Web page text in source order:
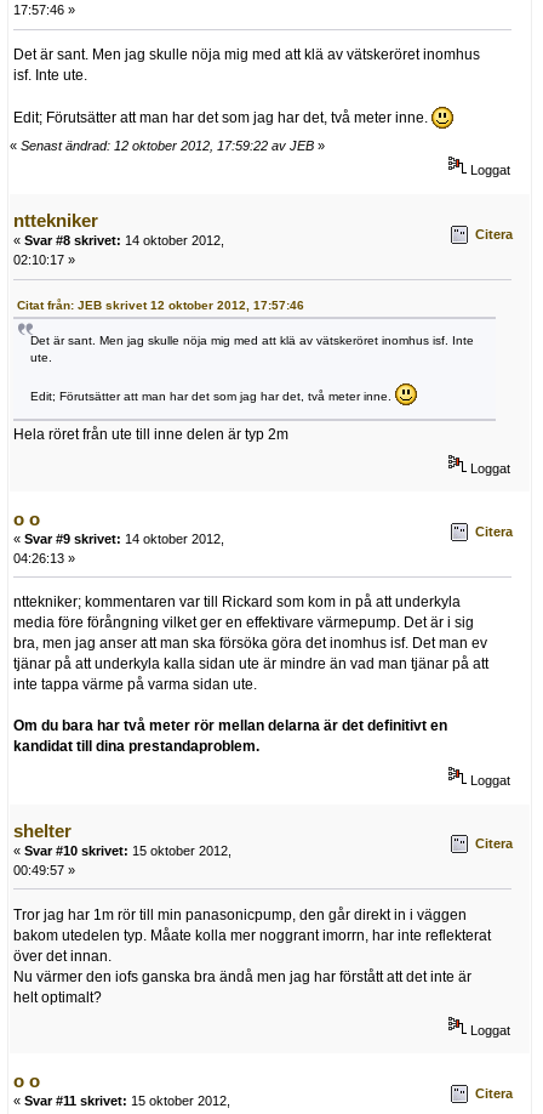
17:57:46 »
Det är sant. Men jag skulle nöja mig med att klä av vätskeröret inomhus
isf. Inte ute.
Edit; Förutsätter att man har det som jag har det, två meter inne.
« Senast ändrad: 12 oktober 2012, 17:59:22 av JEB »
Loggat
nttekniker
« Svar #8 skrivet: 14 oktober 2012,
02:10:17 »
Citera
Citat från: JEB skrivet 12 oktober 2012, 17:57:46
Det är sant. Men jag skulle nöja mig med att klä av vätskeröret inomhus isf. Inte
ute.
Edit; Förutsätter att man har det som jag har det, två meter inne.
Hela röret från ute till inne delen är typ 2m
Loggat
o o
« Svar #9 skrivet: 14 oktober 2012,
04:26:13 »
Citera
nttekniker; kommentaren var till Rickard som kom in på att underkyla
media före förångning vilket ger en effektivare värmepump. Det är i sig
bra, men jag anser att man ska försöka göra det inomhus isf. Det man ev
tjänar på att underkyla kalla sidan ute är mindre än vad man tjänar på att
inte tappa värme på varma sidan ute.
Om du bara har två meter rör mellan delarna är det definitivt en
kandidat till dina prestandaproblem.
Loggat
shelter
« Svar #10 skrivet: 15 oktober 2012,
00:49:57 »
Citera
Tror jag har 1m rör till min panasonicpump, den går direkt in i väggen
bakom utedelen typ. Måate kolla mer noggrant imorrn, har inte reflekterat
över det innan.
Nu värmer den iofs ganska bra ändå men jag har förstått att det inte är
helt optimalt?
Loggat
o o
« Svar #11 skrivet: 15 oktober 2012,
Citera